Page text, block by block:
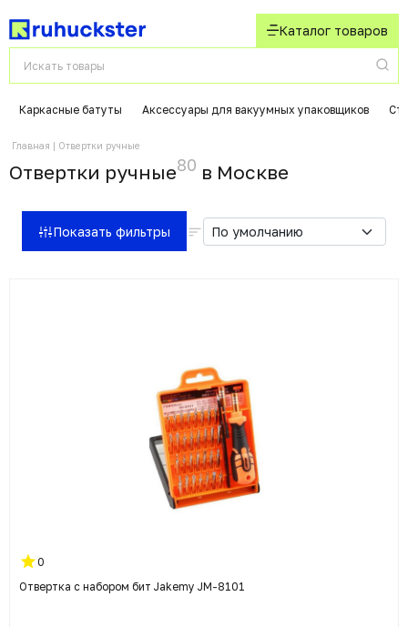
Каталог товаров
Каркасные батуты Аксессуары для вакуумных упаковщиков
Главная Отвертки ручные
Отвертки ручные80 в Москвe
Показать фильтры
0
Отвертка с набором бит Jakemy JM-8101